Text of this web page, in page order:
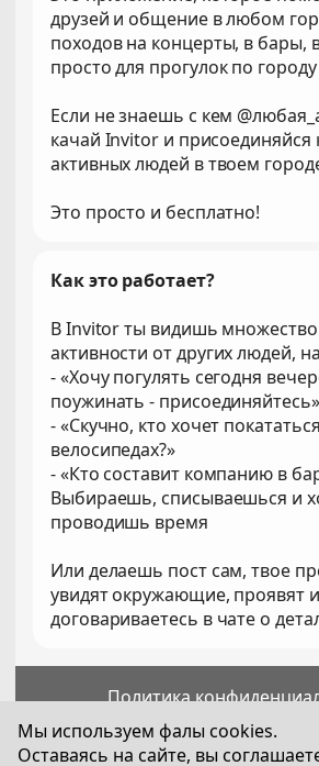
друзей и общение в любом
походов на концерты, в бары,
просто для прогулок по городу
Если не знаешь с кем
качай Invitor и присоединяйся
активных людей в твоем
Это просто и бесплатно!
Как это работает?
В Invitor ты видишь
активности от других людей,
- «Хочу погулять сегодня
поужинать - присоединяйтесь»
- «Скучно, кто хочет
велосипедах?»
- «Кто составит компанию в
Выбираешь, списываешься и
проводишь время
Или делаешь пост сам, твое
увидят окружающие, проявят
договариваетесь в чате о
Политика
Пользовательское
Мы используем фалы cookies.
Оставаясь на сайте, вы